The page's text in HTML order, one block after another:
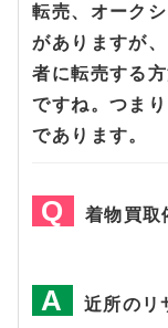
転売、オーク
がありますが
者に転売する
ですね。つま
であります。
着物買取
近所のリ